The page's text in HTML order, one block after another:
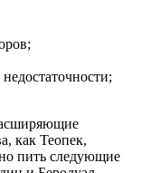
как Теопек,
пить следующие